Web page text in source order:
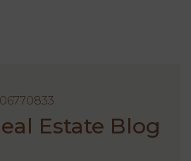
Estate Blog